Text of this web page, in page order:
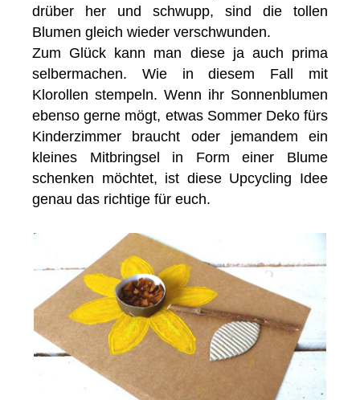
drüber her und schwupp, sind die tollen
Blumen gleich wieder verschwunden.
Zum Glück kann man diese ja auch prima
selbermachen. Wie in diesem Fall mit
Klorollen stempeln. Wenn ihr Sonnenblumen
ebenso gerne mögt, etwas Sommer Deko fürs
Kinderzimmer braucht oder jemandem ein
kleines Mitbringsel in Form einer Blume
schenken möchtet, ist diese Upcycling Idee
genau das richtige für euch.